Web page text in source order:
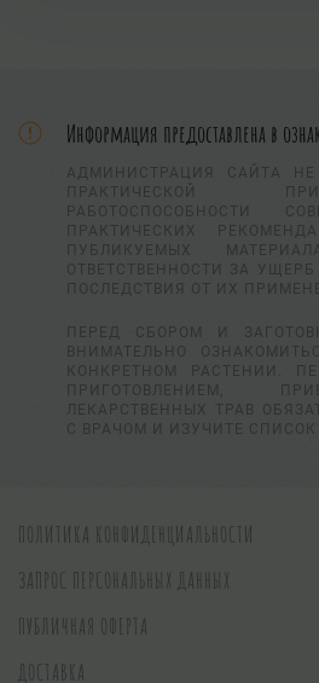
Информация предоставлена в
АДМИНИСТРАЦИЯ САЙТА
ПРАКТИЧЕСКОЙ
РАБОТОСПОСОБНОСТИ
ПРАКТИЧЕСКИХ
ПУБЛИКУЕМЫХ
ОТВЕТСТВЕННОСТИ ЗА
ПОСЛЕДСТВИЯ ОТ ИХ
ПЕРЕД СБОРОМ И
ВНИМАТЕЛЬНО
КОНКРЕТНОМ РАСТЕНИИ.
ПРИГОТОВЛЕНИЕМ,
ЛЕКАРСТВЕННЫХ ТРАВ
С ВРАЧОМ И ИЗУЧИТЕ
ПОЛИТИКА КОНФИДЕНЦИАЛЬНОСТИ
ЗАПРОС ПЕРСОНАЛЬНЫХ ДАННЫХ
ПУБЛИЧНАЯ ОФЕРТА
ДОСТАВКА